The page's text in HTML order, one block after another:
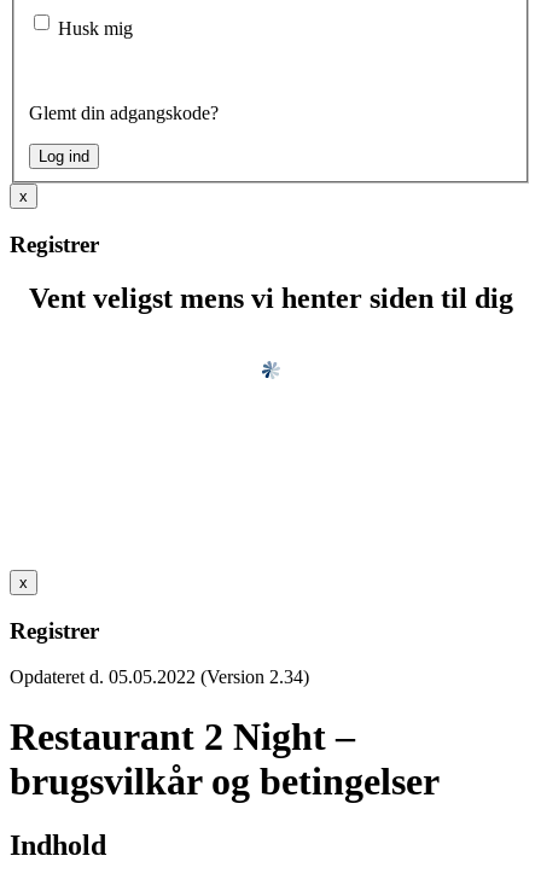
Husk mig
Glemt din adgangskode?
x
Registrer
Vent veligst mens vi henter siden til dig
x
Registrer
Opdateret d. 05.05.2022 (Version 2.34)
Restaurant 2 Night –
brugsvilkår og betingelser
Indhold